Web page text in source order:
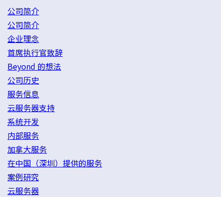
公司简介
公司简介
企业理念
首席执行官致辞
Beyond 的想法
公司历史
服务信息
云服务器支持
系统开发
内部服务
加拿大服务
在中国（深圳）提供的服务
案例研究
云服务器